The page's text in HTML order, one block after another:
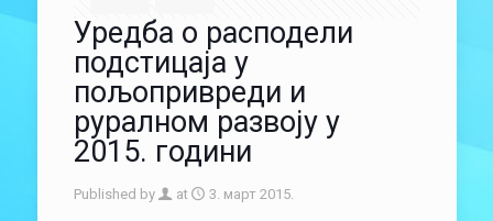
Уредба о расподели
подстицаја у
пољопривреди и
руралном развоју у
2015. години
Published by at 3. март 2015.